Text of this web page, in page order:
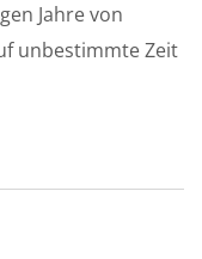
Jahre von
unbestimmte Zeit